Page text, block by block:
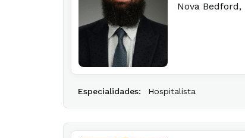
Nova Bedford,
Especialidades: Hospitalista